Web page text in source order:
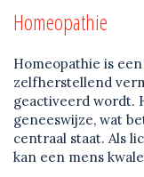
Homeopathie
Homeopathie is
zelfherstellend
geactiveerd wordt.
geneeswijze, wat
centraal staat. Als
kan een mens